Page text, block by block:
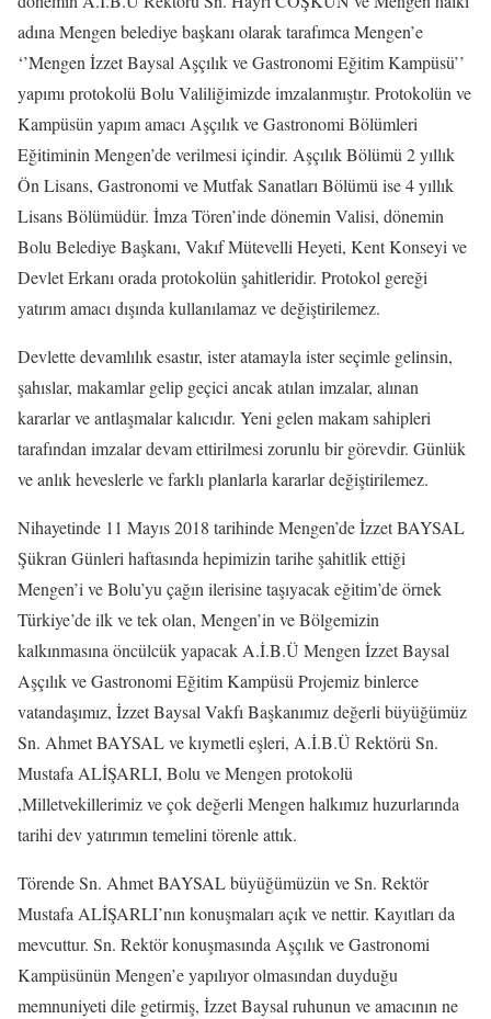
adına Mengen belediye başkanı olarak tarafımca Mengen’e
‘’Mengen İzzet Baysal Aşçılık ve Gastronomi Eğitim Kampüsü’’
yapımı protokolü Bolu Valiliğimizde imzalanmıştır. Protokolün ve
Kampüsün yapım amacı Aşçılık ve Gastronomi Bölümleri
Eğitiminin Mengen’de verilmesi içindir. Aşçılık Bölümü 2 yıllık
Ön Lisans, Gastronomi ve Mutfak Sanatları Bölümü ise 4 yıllık
Lisans Bölümüdür. İmza Tören’inde dönemin Valisi, dönemin
Bolu Belediye Başkanı, Vakıf Mütevelli Heyeti, Kent Konseyi ve
Devlet Erkanı orada protokolün şahitleridir. Protokol gereği
yatırım amacı dışında kullanılamaz ve değiştirilemez.
Devlette devamlılık esastır, ister atamayla ister seçimle gelinsin,
şahıslar, makamlar gelip geçici ancak atılan imzalar, alınan
kararlar ve antlaşmalar kalıcıdır. Yeni gelen makam sahipleri
tarafından imzalar devam ettirilmesi zorunlu bir görevdir. Günlük
ve anlık heveslerle ve farklı planlarla kararlar değiştirilemez.
Nihayetinde 11 Mayıs 2018 tarihinde Mengen’de İzzet BAYSAL
Şükran Günleri haftasında hepimizin tarihe şahitlik ettiği
Mengen’i ve Bolu’yu çağın ilerisine taşıyacak eğitim’de örnek
Türkiye’de ilk ve tek olan, Mengen’in ve Bölgemizin
kalkınmasına öncülcük yapacak A.İ.B.Ü Mengen İzzet Baysal
Aşçılık ve Gastronomi Eğitim Kampüsü Projemiz binlerce
vatandaşımız, İzzet Baysal Vakfı Başkanımız değerli büyüğümüz
Sn. Ahmet BAYSAL ve kıymetli eşleri, A.İ.B.Ü Rektörü Sn.
Mustafa ALİŞARLI, Bolu ve Mengen protokolü
,Milletvekillerimiz ve çok değerli Mengen halkımız huzurlarında
tarihi dev yatırımın temelini törenle attık.
Törende Sn. Ahmet BAYSAL büyüğümüzün ve Sn. Rektör
Mustafa ALİŞARLI’nın konuşmaları açık ve nettir. Kayıtları da
mevcuttur. Sn. Rektör konuşmasında Aşçılık ve Gastronomi
Kampüsünün Mengen’e yapılıyor olmasından duyduğu
memnuniyeti dile getirmiş, İzzet Baysal ruhunun ve amacının ne